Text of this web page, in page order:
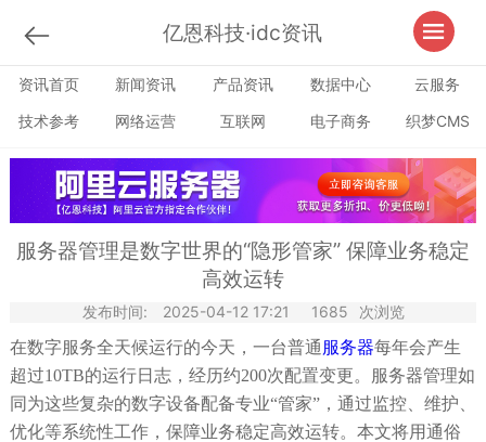
亿恩科技·idc资讯
资讯首页 新闻资讯 产品资讯 数据中心
云服务
技术参考
网络运营 互联网 电子商务 织梦CMS
服务器管理是数字世界的“隐形管家” 保障业务稳定
高效运转
发布时间: 2025-04-12 17:21 1685
次浏览
在数字服务全天候运行的今天，一台普通 服务器每年会产生
超过10TB的运行日志，经历约200次配置变更。服务器管理如
同为这些复杂的数字设备配备专业“管家”，通过监控、维护、
优化等系统性工作，保障业务稳定高效运转。本文将用通俗